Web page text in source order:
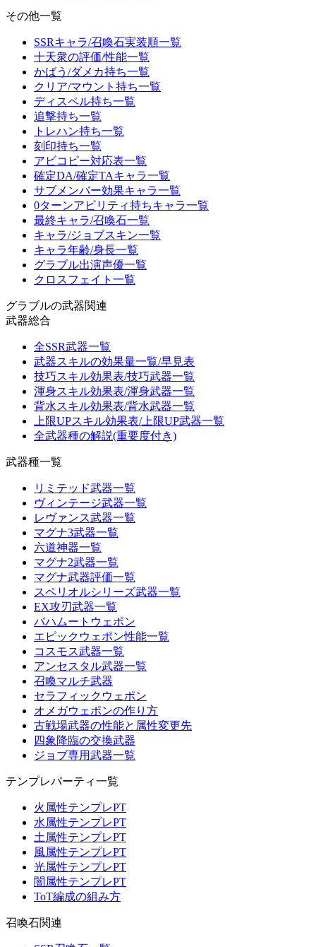
その他一覧
SSRキャラ/召喚石実装順一覧
十天衆の評価/性能一覧
かばう/ダメカ持ち一覧
クリア/マウント持ち一覧
ディスペル持ち一覧
追撃持ち一覧
トレハン持ち一覧
刻印持ち一覧
アビコピー対応表一覧
確定DA/確定TAキャラ一覧
サブメンバー効果キャラ一覧
0ターンアビリティ持ちキャラ一覧
最終キャラ/召喚石一覧
キャラ/ジョブスキン一覧
キャラ年齢/身長一覧
グラブル出演声優一覧
クロスフェイト一覧
グラブルの武器関連
武器総合
全SSR武器一覧
武器スキルの効果量一覧/早見表
技巧スキル効果表/技巧武器一覧
渾身スキル効果表/渾身武器一覧
背水スキル効果表/背水武器一覧
上限UPスキル効果表/上限UP武器一覧
全武器種の解説(重要度付き)
武器種一覧
リミテッド武器一覧
ヴィンテージ武器一覧
レヴァンス武器一覧
マグナ3武器一覧
六道神器一覧
マグナ2武器一覧
マグナ武器評価一覧
スペリオルシリーズ武器一覧
EX攻刃武器一覧
バハムートウェポン
エピックウェポン性能一覧
コスモス武器一覧
アンセスタル武器一覧
召喚マルチ武器
セラフィックウェポン
オメガウェポンの作り方
古戦場武器の性能と属性変更先
四象降臨の交換武器
ジョブ専用武器一覧
テンプレパーティ一覧
火属性テンプレPT
水属性テンプレPT
土属性テンプレPT
風属性テンプレPT
光属性テンプレPT
闇属性テンプレPT
ToT編成の組み方
召喚石関連